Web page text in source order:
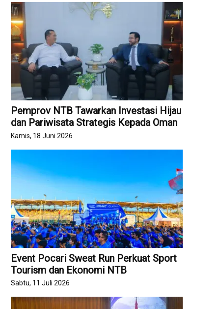
Pemprov NTB Tawarkan Investasi Hijau
dan Pariwisata Strategis Kepada Oman
Kamis, 18 Juni 2026
Event Pocari Sweat Run Perkuat Sport
Tourism dan Ekonomi NTB
Sabtu, 11 Juli 2026